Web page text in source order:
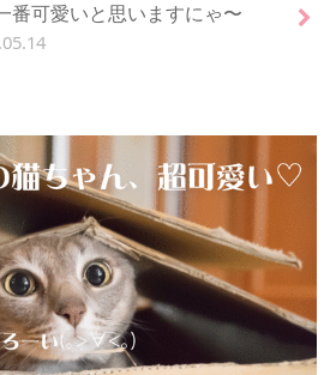
番可愛いと思いますにゃ〜